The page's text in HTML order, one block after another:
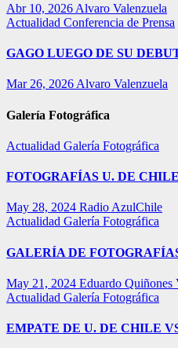
Abr 10, 2026 Alvaro Valenzuela
Actualidad Conferencia de Prensa
GAGO LUEGO DE SU
Mar 26, 2026 Alvaro Valenzuela
Galería Fotográfica
Actualidad Galería Fotográfica
FOTOGRAFÍAS U. DE
May 28, 2024 Radio AzulChile
Actualidad Galería Fotográfica
GALERÍA DE
May 21, 2024 Eduardo Quiñones
Actualidad Galería Fotográfica
EMPATE DE U. DE CHILE